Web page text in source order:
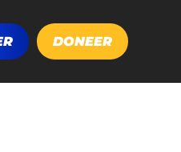
DONEER